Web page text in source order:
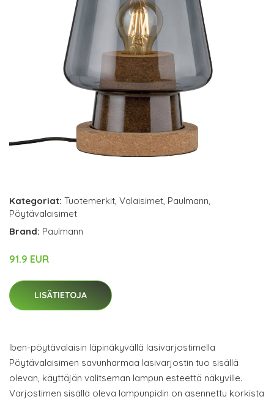
Kategoriat: Tuotemerkit, Valaisimet, Paulmann,
Pöytävalaisimet
Brand: Paulmann
91.9 EUR
LISÄTIETOJA
Iben-pöytävalaisin läpinäkyvällä lasivarjostimella
Pöytävalaisimen savunharmaa lasivarjostin tuo sisällä
olevan, käyttäjän valitseman lampun esteettä näkyville.
Varjostimen sisällä oleva lampunpidin on asennettu korkista